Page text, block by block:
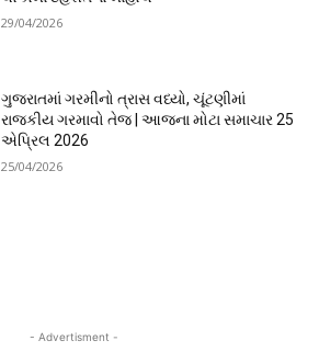
29/04/2026
ગુજરાતમાં ગરમીનો ત્રાસ વધ્યો, ચૂંટણીમાં
રાજકીય ગરમાવો તેજ | આજના મોટા સમાચાર 25
એપ્રિલ 2026
25/04/2026
- Advertisment -